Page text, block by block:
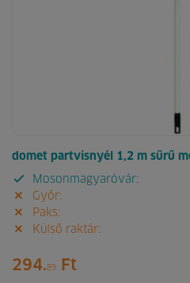
domet partvisnyél 1,2 m sűrű
Mosonmagyaróvár:
Győr:
Paks:
Külső raktár:
294. 89 Ft